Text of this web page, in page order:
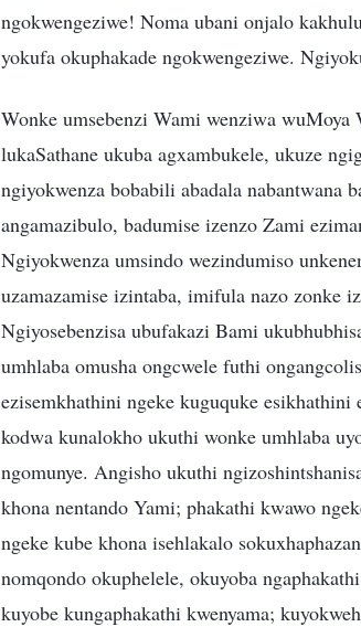
ngokwengeziwe! Noma ubani onjalo
yokufa okuphakade ngokwengeziwe.
Wonke umsebenzi Wami wenziwa
lukaSathane ukuba agxambukele, ukuze
ngiyokwenza bobabili abadala nabantwana
angamazibulo, badumise izenzo Zami
Ngiyokwenza umsindo wezindumiso
uzamazamise izintaba, imifula nazo zonke
Ngiyosebenzisa ubufakazi Bami
umhlaba omusha ongcwele futhi
ezisemkhathini ngeke kuguquke
kodwa kunalokho ukuthi wonke umhlaba
ngomunye. Angisho ukuthi
khona nentando Yami; phakathi kwawo
ngeke kube khona isehlakalo
nomqondo okuphelele, okuyoba
kuyobe kungaphakathi kwenyama;